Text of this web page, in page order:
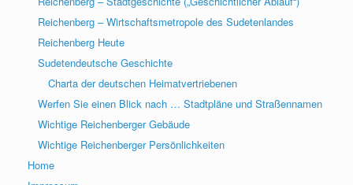
Reichenberg – Wirtschaftsmetropole des Sudetenlandes
Reichenberg Heute
Sudetendeutsche Geschichte
Charta der deutschen Heimatvertriebenen
Werfen Sie einen Blick nach … Stadtpläne und Straßennamen
Wichtige Reichenberger Gebäude
Wichtige Reichenberger Persönlichkeiten
Home